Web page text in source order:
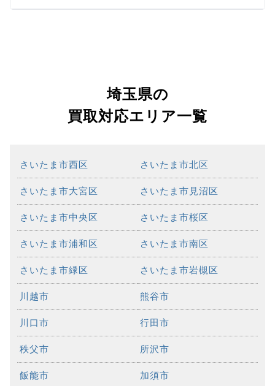
埼玉県の
買取対応エリア一覧
さいたま市西区 さいたま市北区
さいたま市大宮区 さいたま市見沼区
さいたま市中央区 さいたま市桜区
さいたま市浦和区 さいたま市南区
さいたま市緑区 さいたま市岩槻区
川越市 熊谷市
川口市 行田市
秩父市 所沢市
飯能市 加須市